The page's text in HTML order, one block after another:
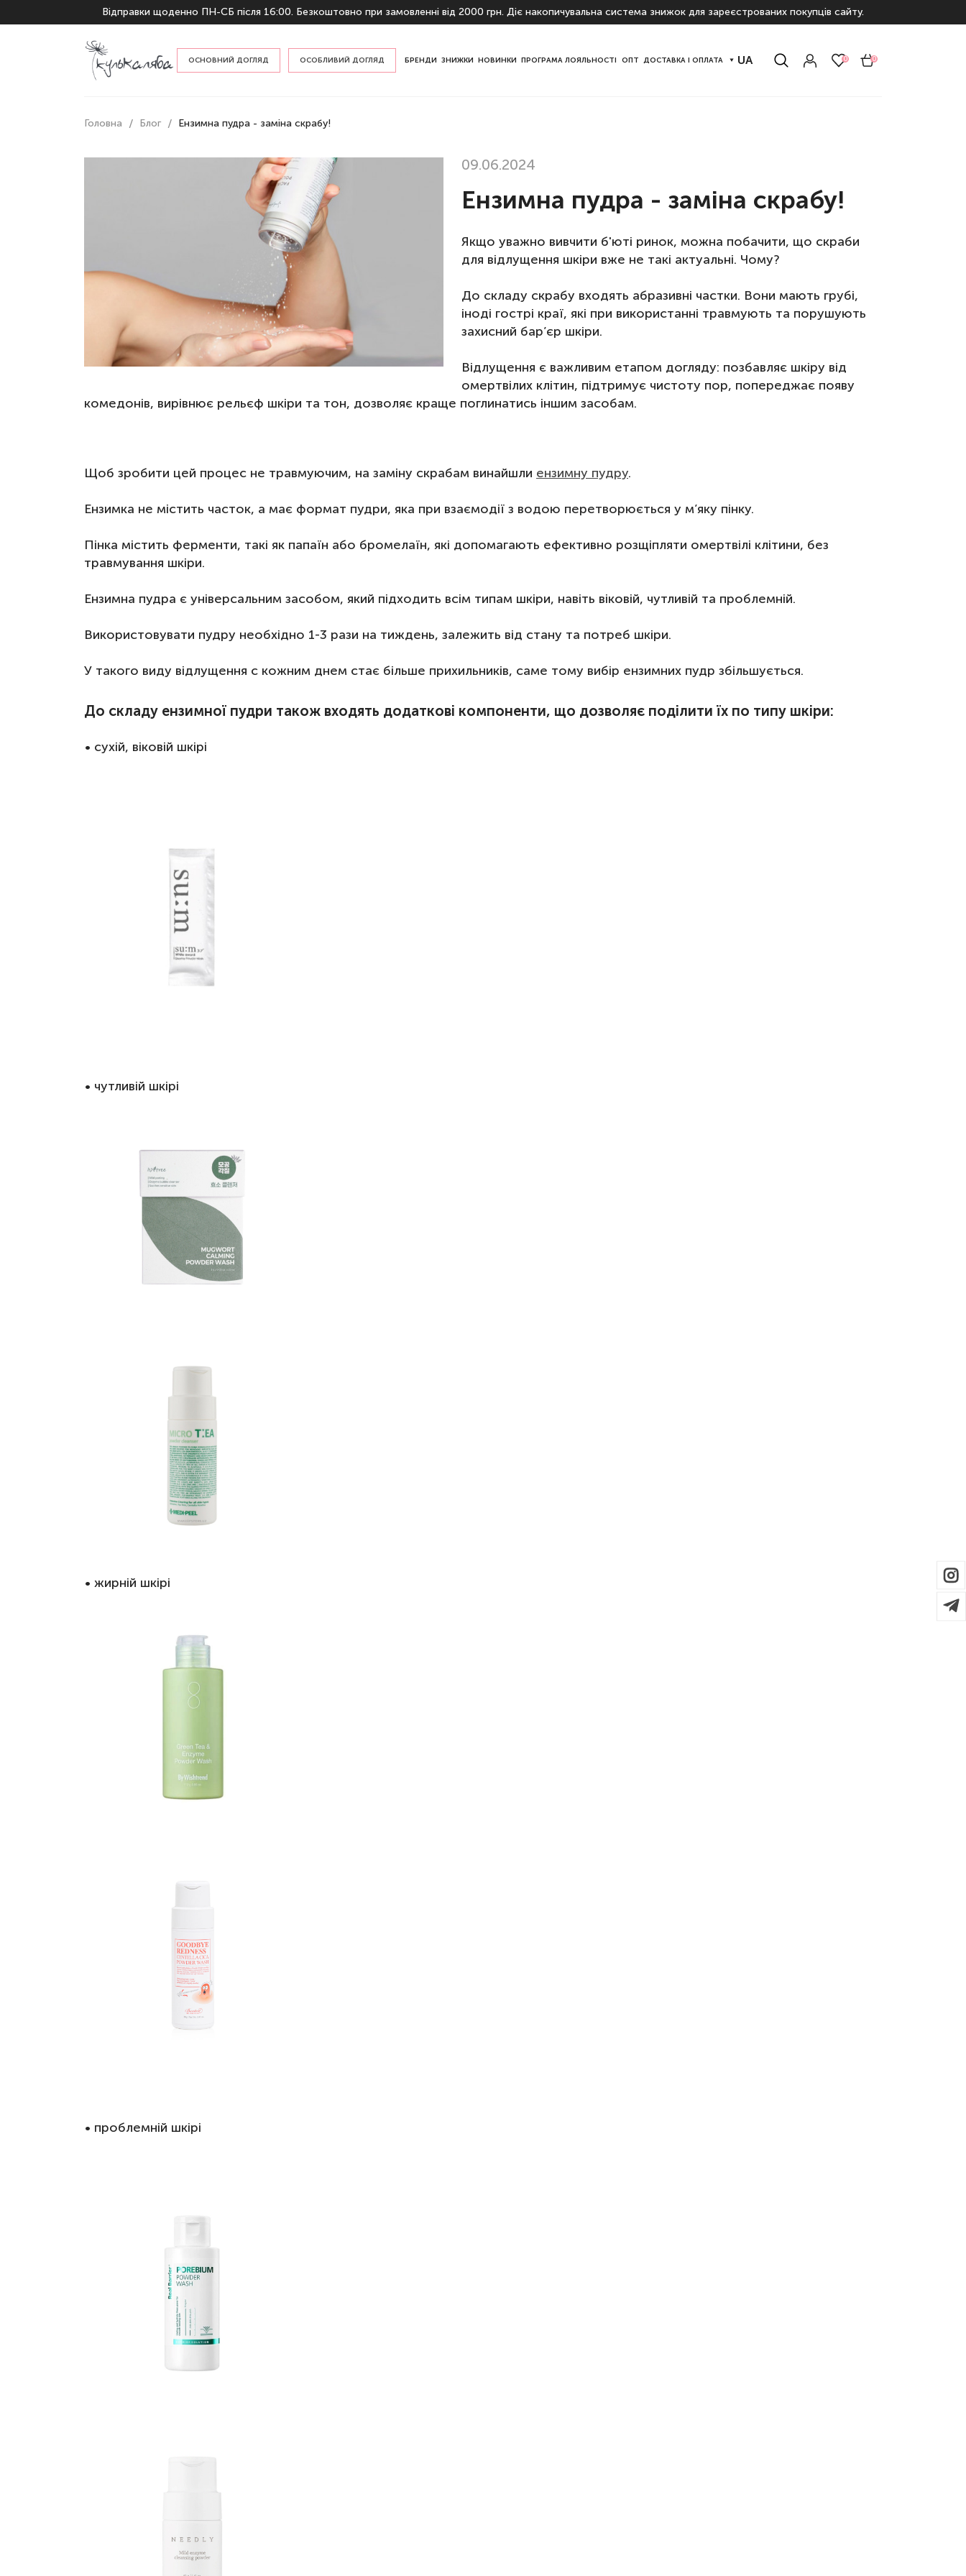
Відправки щоденно ПН-СБ після 16:00. Безкоштовно при замовленні від 2000 грн. Діє накопичувальна система знижок для зареєстрованих покупців сайту.
ОСНОВНИЙ ДОГЛЯД
Гідрофільні олії та бальзами
Пінки та гелі для вмивання
Сироватки та есенції
Відлущування
Для шкіри навколо очей
Декоративна косметика
Аксесуари та масаж
ОСОБЛИВИЙ ДОГЛЯД БРЕНДИ ЗНИЖКИ НОВИНКИ ПРОГРАМА ЛОЯЛЬНОСТІ ОПТ ДОСТАВКА І ОПЛАТА UA 0 0
Головна Блог Ензимна пудра - заміна скрабу!
09.06.2024
Ензимна пудра - заміна скрабу!
Якщо уважно вивчити б'юті ринок, можна побачити, що скраби
для відлущення шкіри вже не такі актуальні. Чому?
До складу скрабу входять абразивні частки. Вони мають грубі,
іноді гострі краї, які при використанні травмують та порушують
захисний бар’єр шкіри.
Відлущення є важливим етапом догляду: позбавляє шкіру від
омертвілих клітин, підтримує чистоту пор, попереджає появу
комедонів, вирівнює рельєф шкіри та тон, дозволяє краще поглинатись іншим засобам.
Щоб зробити цей процес не травмуючим, на заміну скрабам винайшли ензимну пудру.
Ензимка не містить часток, а має формат пудри, яка при взаємодії з водою перетворюється у м’яку пінку.
Пінка містить ферменти, такі як папаїн або бромелаїн, які допомагають ефективно розщіпляти омертвілі клітини, без
травмування шкіри.
Ензимна пудра є універсальним засобом, який підходить всім типам шкіри, навіть віковій, чутливій та проблемній.
Використовувати пудру необхідно 1-3 рази на тиждень, залежить від стану та потреб шкіри.
У такого виду відлущення с кожним днем стає більше прихильників, саме тому вибір ензимних пудр збільшується.
До складу ензимної пудри також входять додаткові компоненти, що дозволяє поділити їх по типу шкіри:
• сухій, віковій шкірі
• чутливій шкірі
• жирній шкірі
• проблемній шкірі